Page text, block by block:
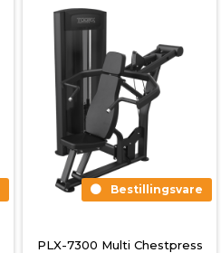
Bestillingsvare
PLX-7300 Multi Chestpress